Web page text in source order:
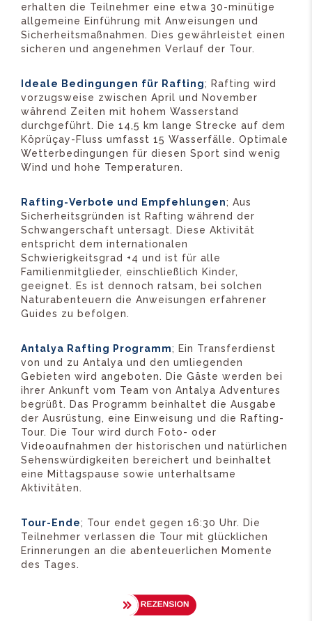
erhalten die Teilnehmer eine etwa 30-minütige
allgemeine Einführung mit Anweisungen und
Sicherheitsmaßnahmen. Dies gewährleistet einen
sicheren und angenehmen Verlauf der Tour.
Ideale Bedingungen für Rafting; Rafting wird
vorzugsweise zwischen April und November
während Zeiten mit hohem Wasserstand
durchgeführt. Die 14,5 km lange Strecke auf dem
Köprüçay-Fluss umfasst 15 Wasserfälle. Optimale
Wetterbedingungen für diesen Sport sind wenig
Wind und hohe Temperaturen.
Rafting-Verbote und Empfehlungen; Aus
Sicherheitsgründen ist Rafting während der
Schwangerschaft untersagt. Diese Aktivität
entspricht dem internationalen
Schwierigkeitsgrad +4 und ist für alle
Familienmitglieder, einschließlich Kinder,
geeignet. Es ist dennoch ratsam, bei solchen
Naturabenteuern die Anweisungen erfahrener
Guides zu befolgen.
Antalya Rafting Programm; Ein Transferdienst
von und zu Antalya und den umliegenden
Gebieten wird angeboten. Die Gäste werden bei
ihrer Ankunft vom Team von Antalya Adventures
begrüßt. Das Programm beinhaltet die Ausgabe
der Ausrüstung, eine Einweisung und die Rafting-
Tour. Die Tour wird durch Foto- oder
Videoaufnahmen der historischen und natürlichen
Sehenswürdigkeiten bereichert und beinhaltet
eine Mittagspause sowie unterhaltsame
Aktivitäten.
Tour-Ende; Tour endet gegen 16:30 Uhr. Die
Teilnehmer verlassen die Tour mit glücklichen
Erinnerungen an die abenteuerlichen Momente
des Tages.